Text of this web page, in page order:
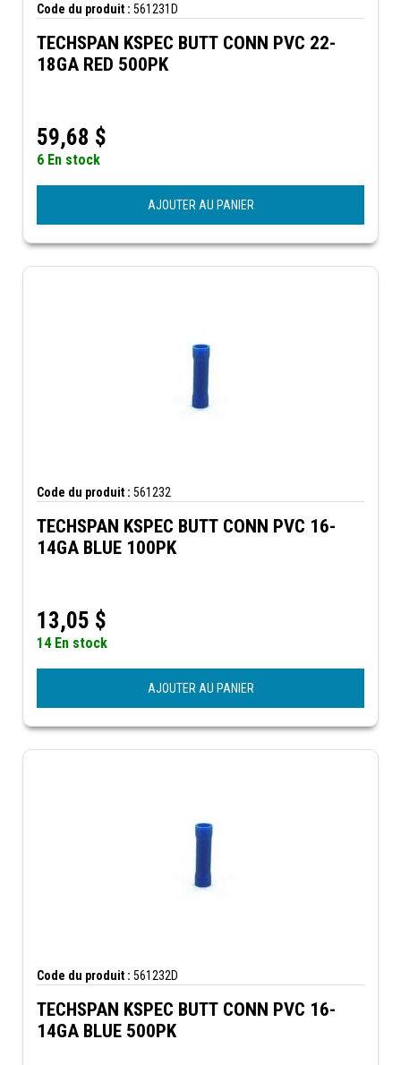
Code du produit : 561231D
TECHSPAN KSPEC BUTT CONN PVC 22-
18GA RED 500PK
59,68 $
6 En stock
AJOUTER AU PANIER
Code du produit : 561232
TECHSPAN KSPEC BUTT CONN PVC 16-
14GA BLUE 100PK
13,05 $
14 En stock
AJOUTER AU PANIER
Code du produit : 561232D
TECHSPAN KSPEC BUTT CONN PVC 16-
14GA BLUE 500PK